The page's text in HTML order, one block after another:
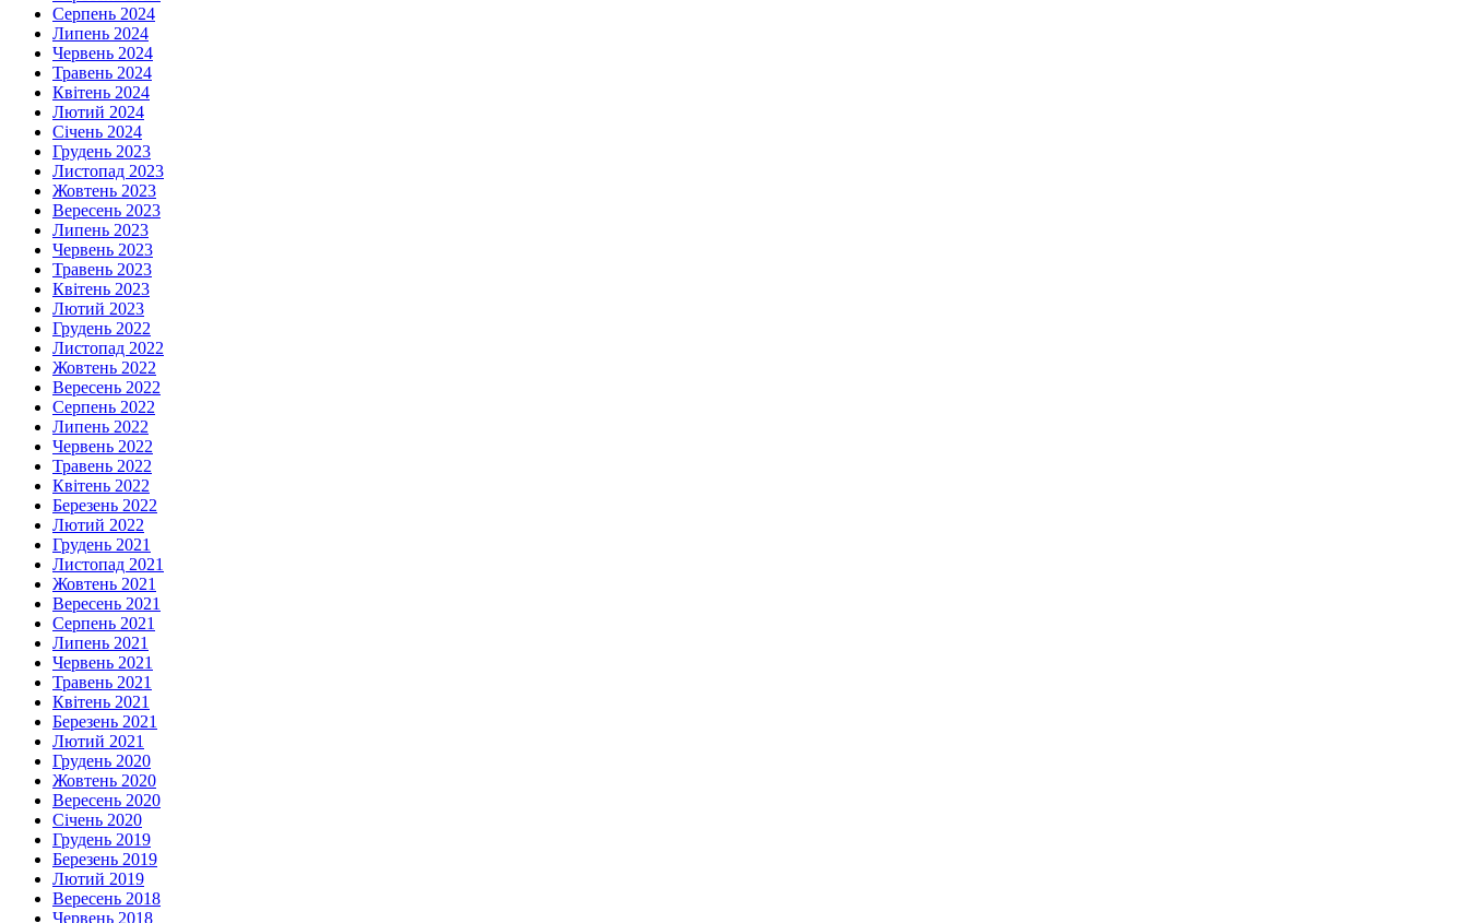
Серпень 2024
Липень 2024
Червень 2024
Травень 2024
Квітень 2024
Лютий 2024
Січень 2024
Грудень 2023
Листопад 2023
Жовтень 2023
Вересень 2023
Липень 2023
Червень 2023
Травень 2023
Квітень 2023
Лютий 2023
Грудень 2022
Листопад 2022
Жовтень 2022
Вересень 2022
Серпень 2022
Липень 2022
Червень 2022
Травень 2022
Квітень 2022
Березень 2022
Лютий 2022
Грудень 2021
Листопад 2021
Жовтень 2021
Вересень 2021
Серпень 2021
Липень 2021
Червень 2021
Травень 2021
Квітень 2021
Березень 2021
Лютий 2021
Грудень 2020
Жовтень 2020
Вересень 2020
Січень 2020
Грудень 2019
Березень 2019
Лютий 2019
Вересень 2018
Червень 2018